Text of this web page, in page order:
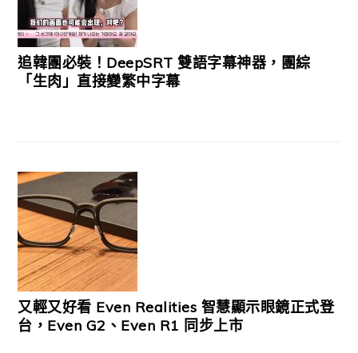
追韓團必裝！DeepSRT 雙語字幕神器，團綜
「生肉」直接變繁中字幕
又輕又好看 Even Realities 智慧顯示眼鏡正式登
台，Even G2、Even R1 同步上市